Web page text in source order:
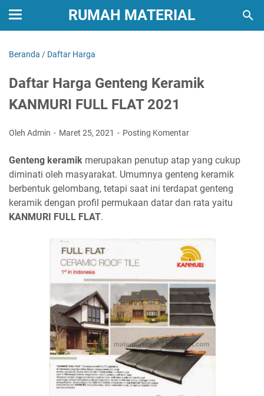
RUMAH MATERIAL
Beranda / Daftar Harga
Daftar Harga Genteng Keramik
KANMURI FULL FLAT 2021
Oleh Admin Maret 25, 2021 Posting Komentar
Genteng keramik merupakan penutup atap yang cukup
diminati oleh masyarakat. Umumnya genteng keramik
berbentuk gelombang, tetapi saat ini terdapat genteng
keramik dengan profil permukaan datar dan rata yaitu
KANMURI FULL FLAT.